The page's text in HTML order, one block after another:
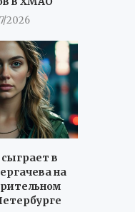
2026
в
на